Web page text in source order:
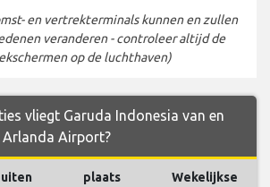
en vertrekterminals kunnen en zullen
veranderen - controleer altijd de
op de luchthaven)
vliegt Garuda Indonesia van en
Airport?
plaats
Wekelijkse